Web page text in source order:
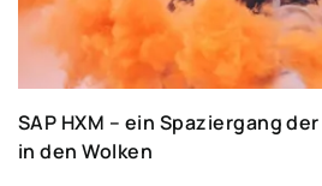
SAP HXM – ein Spaziergang
in den Wolken